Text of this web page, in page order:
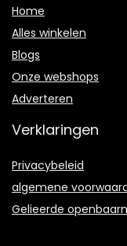
Home
Alles winkelen
Blogs
Onze webshops
Adverteren
Verklaringen
Privacybeleid
algemene
Gelieerde